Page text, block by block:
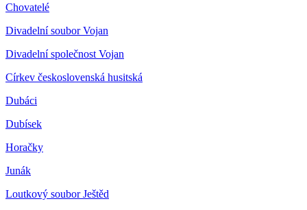
Chovatelé
Divadelní soubor Vojan
Divadelní společnost Vojan
Církev československá husitská
Dubáci
Dubísek
Horačky
Junák
Loutkový soubor Ještěd